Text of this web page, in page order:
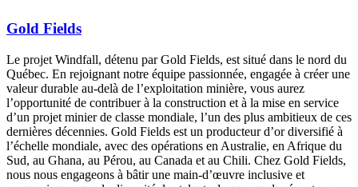
Gold Fields
Le projet Windfall, détenu par Gold Fields, est situé dans le nord du
Québec. En rejoignant notre équipe passionnée, engagée à créer une
valeur durable au-delà de l’exploitation minière, vous aurez
l’opportunité de contribuer à la construction et à la mise en service
d’un projet minier de classe mondiale, l’un des plus ambitieux de ces
dernières décennies. Gold Fields est un producteur d’or diversifié à
l’échelle mondiale, avec des opérations en Australie, en Afrique du
Sud, au Ghana, au Pérou, au Canada et au Chili. Chez Gold Fields,
nous nous engageons à bâtir une main-d’œuvre inclusive et